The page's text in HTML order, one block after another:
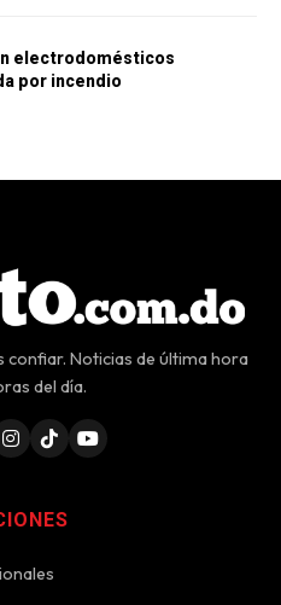
electrodomésticos
por incendio
Noticias de última hora
del día.